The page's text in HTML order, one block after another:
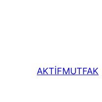
AKTİFMUTFAK